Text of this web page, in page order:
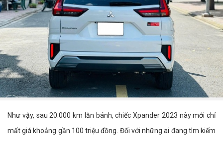
Như vậy, sau 20.000 km lăn bánh, chiếc Xpander 2023 này mới chỉ
mất giá khoảng gần 100 triệu đồng. Đối với những ai đang tìm kiếm